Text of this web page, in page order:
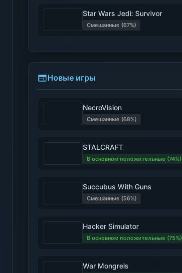
Star Wars Jedi: Survivor
Смешанные (67%)
Новые игры
NecroVision
Смешанные (68%)
STALCRAFT
В основном положительные (74%)
Succubus With Guns
Смешанные (56%)
Hacker Simulator
В основном положительные (75%)
War Mongrels